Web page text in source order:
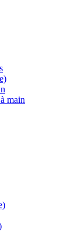
main